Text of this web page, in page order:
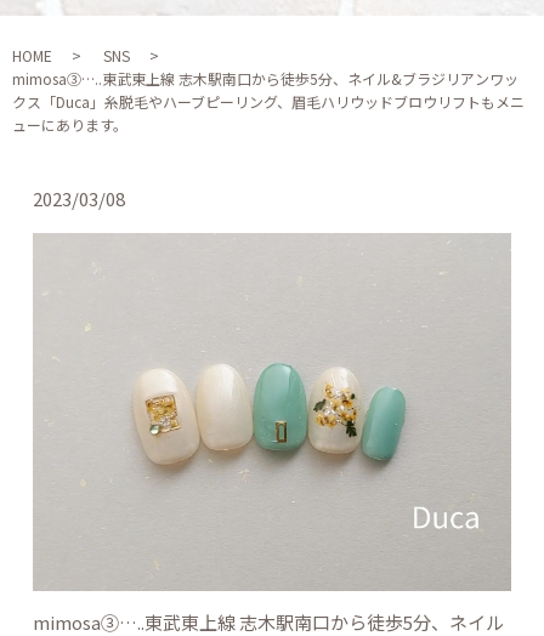
HOME
SNS
mimosa③…..東武東上線 志木駅南口から徒歩5分、ネイル&ブラジリアンワッ
クス「Duca」糸脱毛やハーブピーリング、眉毛ハリウッドブロウリフトもメニ
ューにあります。
2023/03/08
mimosa③…..東武東上線 志木駅南口から徒歩5分、ネイル